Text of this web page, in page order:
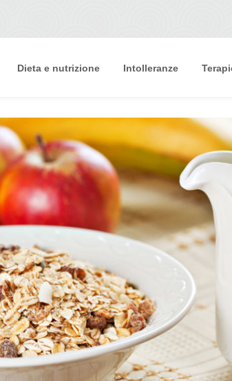
Dieta e nutrizione Intolleranze